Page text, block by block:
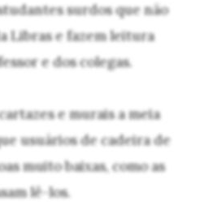
surdos que não
Libras e fazem leitura
e dos colegas.
e murais a meia
usuários de cadeira de
muito baixas, como as
lê-los.